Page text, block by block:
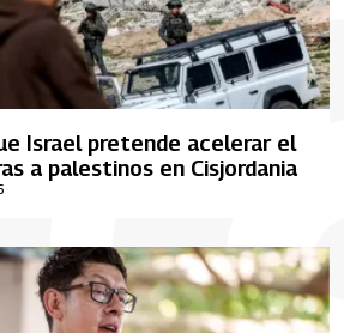
Israel pretende acelerar el
a palestinos en Cisjordania